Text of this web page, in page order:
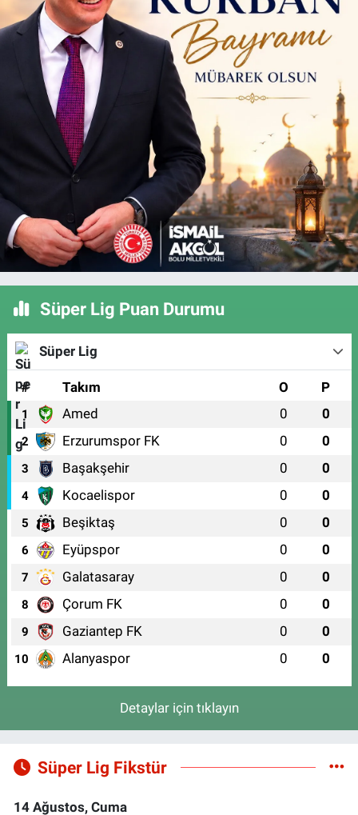
Süper Lig Puan Durumu
Süper Lig
# Takım O P
1 Amed 0 0
2 Erzurumspor FK 0 0
3 Başakşehir 0 0
4 Kocaelispor 0 0
5 Beşiktaş 0 0
6 Eyüpspor 0 0
7 Galatasaray 0 0
8 Çorum FK 0 0
9 Gaziantep FK 0 0
10 Alanyaspor 0 0
Detaylar için tıklayın
Süper Lig Fikstür
14 Ağustos, Cuma